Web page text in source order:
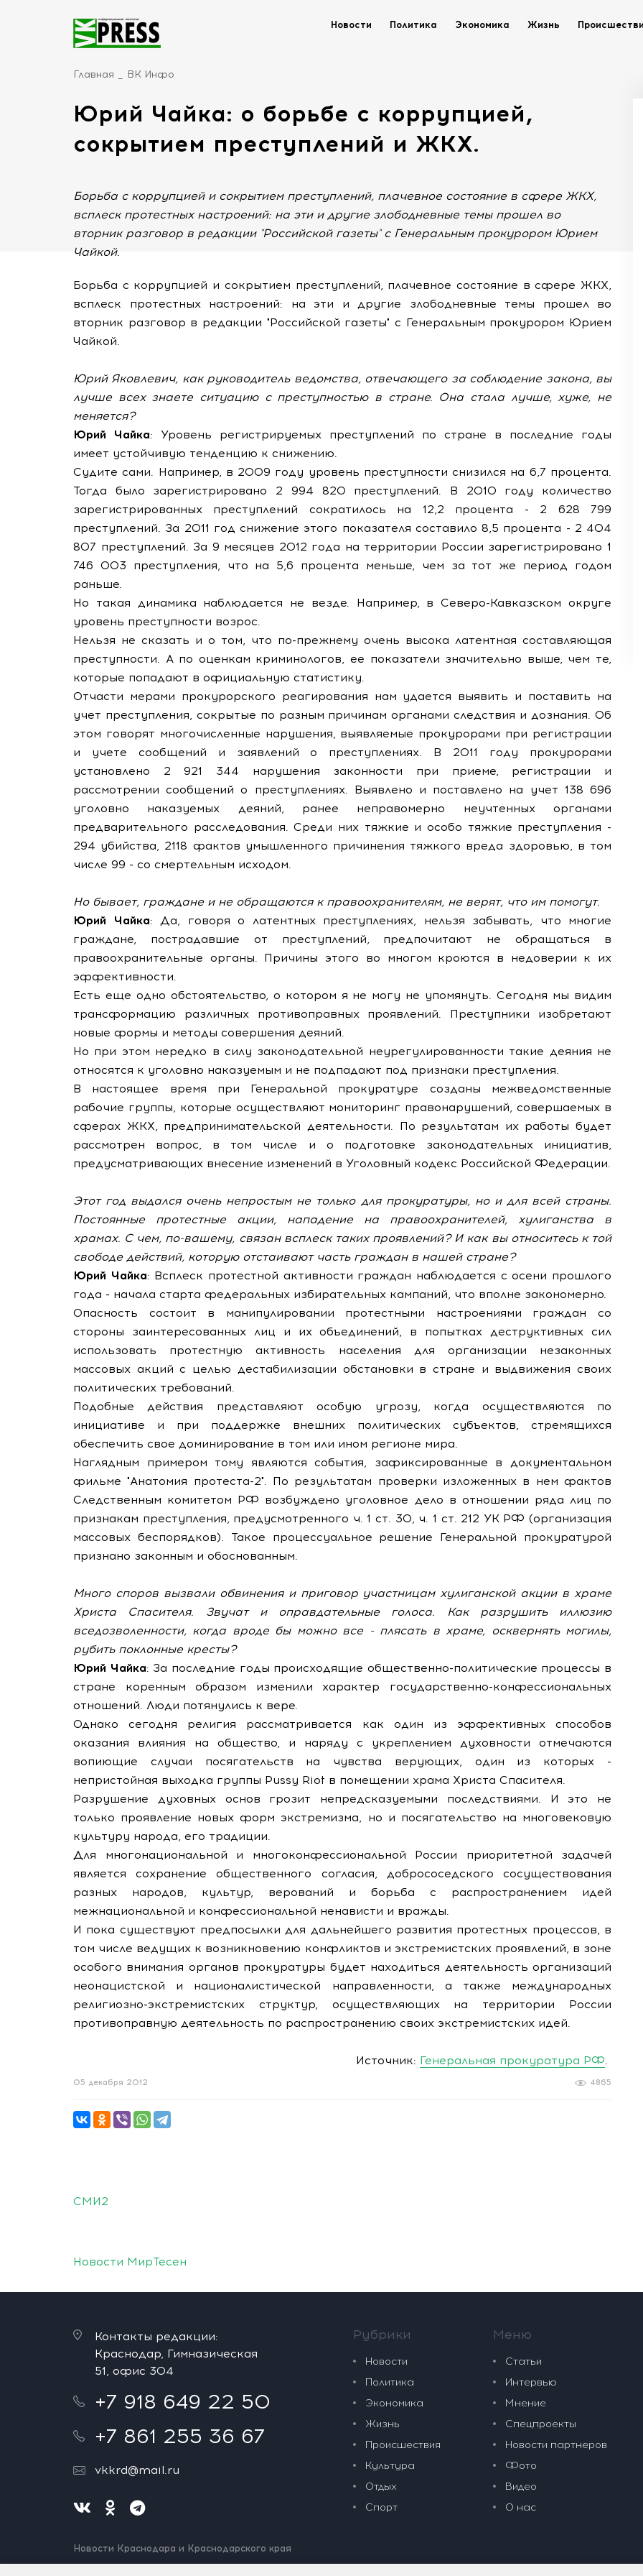
Новости Политика Экономика Жизнь
Главная ВК Инфо
Юрий Чайка: о борьбе с коррупцией,
сокрытием преступлений и ЖКХ.
Борьба с коррупцией и сокрытием преступлений, плачевное состояние в сфере ЖКХ,
всплеск протестных настроений: на эти и другие злободневные темы прошел во
вторник разговор в редакции "Российской газеты" с Генеральным прокурором Юрием
Чайкой.
Борьба с коррупцией и сокрытием преступлений, плачевное состояние в сфере ЖКХ,
всплеск протестных настроений: на эти и другие злободневные темы прошел во
вторник разговор в редакции "Российской газеты" с Генеральным прокурором Юрием
Чайкой.
Юрий Яковлевич, как руководитель ведомства, отвечающего за соблюдение закона, вы
лучше всех знаете ситуацию с преступностью в стране. Она стала лучше, хуже, не
меняется?
Юрий Чайка: Уровень регистрируемых преступлений по стране в последние годы
имеет устойчивую тенденцию к снижению.
Судите сами. Например, в 2009 году уровень преступности снизился на 6,7 процента.
Тогда было зарегистрировано 2 994 820 преступлений. В 2010 году количество
зарегистрированных преступлений сократилось на 12,2 процента - 2 628 799
преступлений. За 2011 год снижение этого показателя составило 8,5 процента - 2 404
807 преступлений. За 9 месяцев 2012 года на территории России зарегистрировано 1
746 003 преступления, что на 5,6 процента меньше, чем за тот же период годом
раньше.
Но такая динамика наблюдается не везде. Например, в Северо-Кавказском округе
уровень преступности возрос.
Нельзя не сказать и о том, что по-прежнему очень высока латентная составляющая
преступности. А по оценкам криминологов, ее показатели значительно выше, чем те,
которые попадают в официальную статистику.
Отчасти мерами прокурорского реагирования нам удается выявить и поставить на
учет преступления, сокрытые по разным причинам органами следствия и дознания. Об
этом говорят многочисленные нарушения, выявляемые прокурорами при регистрации
и учете сообщений и заявлений о преступлениях. В 2011 году прокурорами
установлено 2 921 344 нарушения законности при приеме, регистрации и
рассмотрении сообщений о преступлениях. Выявлено и поставлено на учет 138 696
уголовно наказуемых деяний, ранее неправомерно неучтенных органами
предварительного расследования. Среди них тяжкие и особо тяжкие преступления -
294 убийства, 2118 фактов умышленного причинения тяжкого вреда здоровью, в том
числе 99 - со смертельным исходом.
Но бывает, граждане и не обращаются к правоохранителям, не верят, что им помогут.
Юрий Чайка: Да, говоря о латентных преступлениях, нельзя забывать, что многие
граждане, пострадавшие от преступлений, предпочитают не обращаться в
правоохранительные органы. Причины этого во многом кроются в недоверии к их
эффективности.
Есть еще одно обстоятельство, о котором я не могу не упомянуть. Сегодня мы видим
трансформацию различных противоправных проявлений. Преступники изобретают
новые формы и методы совершения деяний.
Но при этом нередко в силу законодательной неурегулированности такие деяния не
относятся к уголовно наказуемым и не подпадают под признаки преступления.
В настоящее время при Генеральной прокуратуре созданы межведомственные
рабочие группы, которые осуществляют мониторинг правонарушений, совершаемых в
сферах ЖКХ, предпринимательской деятельности. По результатам их работы будет
рассмотрен вопрос, в том числе и о подготовке законодательных инициатив,
предусматривающих внесение изменений в Уголовный кодекс Российской Федерации.
Этот год выдался очень непростым не только для прокуратуры, но и для всей страны.
Постоянные протестные акции, нападение на правоохранителей, хулиганства в
храмах. С чем, по-вашему, связан всплеск таких проявлений? И как вы относитесь к той
свободе действий, которую отстаивают часть граждан в нашей стране?
Юрий Чайка: Всплеск протестной активности граждан наблюдается с осени прошлого
года - начала старта федеральных избирательных кампаний, что вполне закономерно.
Опасность состоит в манипулировании протестными настроениями граждан со
стороны заинтересованных лиц и их объединений, в попытках деструктивных сил
использовать протестную активность населения для организации незаконных
массовых акций с целью дестабилизации обстановки в стране и выдвижения своих
политических требований.
Подобные действия представляют особую угрозу, когда осуществляются по
инициативе и при поддержке внешних политических субъектов, стремящихся
обеспечить свое доминирование в том или ином регионе мира.
Наглядным примером тому являются события, зафиксированные в документальном
фильме "Анатомия протеста-2". По результатам проверки изложенных в нем фактов
Следственным комитетом РФ возбуждено уголовное дело в отношении ряда лиц по
признакам преступления, предусмотренного ч. 1 ст. 30, ч. 1 ст. 212 УК РФ (организация
массовых беспорядков). Такое процессуальное решение Генеральной прокуратурой
признано законным и обоснованным.
Много споров вызвали обвинения и приговор участницам хулиганской акции в храме
Христа Спасителя. Звучат и оправдательные голоса. Как разрушить иллюзию
вседозволенности, когда вроде бы можно все - плясать в храме, осквернять могилы,
рубить поклонные кресты?
Юрий Чайка: За последние годы происходящие общественно-политические процессы в
стране коренным образом изменили характер государственно-конфессиональных
отношений. Люди потянулись к вере.
Однако сегодня религия рассматривается как один из эффективных способов
оказания влияния на общество, и наряду с укреплением духовности отмечаются
вопиющие случаи посягательств на чувства верующих, один из которых -
непристойная выходка группы Pussy Riot в помещении храма Христа Спасителя.
Разрушение духовных основ грозит непредсказуемыми последствиями. И это не
только проявление новых форм экстремизма, но и посягательство на многовековую
культуру народа, его традиции.
Для многонациональной и многоконфессиональной России приоритетной задачей
является сохранение общественного согласия, добрососедского сосуществования
разных народов, культур, верований и борьба с распространением идей
межнациональной и конфессиональной ненависти и вражды.
И пока существуют предпосылки для дальнейшего развития протестных процессов, в
том числе ведущих к возникновению конфликтов и экстремистских проявлений, в зоне
особого внимания органов прокуратуры будет находиться деятельность организаций
неонацистской и националистической направленности, а также международных
религиозно-экстремистских структур, осуществляющих на территории России
противоправную деятельность по распространению своих экстремистских идей.
Источник: Генеральная прокуратура РФ.
4865
05 декабря 2012
СМИ2
Новости МирТесен
Контакты редакции:
Краснодар, Гимназическая
51, офис 304
+7 918 649 22 50
+7 861 255 36 67
vkkrd@mail.ru
Новости Краснодара и Краснодарского края
Нашли ошибку? Выделите и нажмите Ctrl+Enter.
Рубрики
Новости
Политика
Экономика
Жизнь
Происшествия
Культура
Отдых
Спорт
Меню
Статьи
Интервью
Мнение
Спецпроекты
Новости партнеров
Фото
Видео
О нас